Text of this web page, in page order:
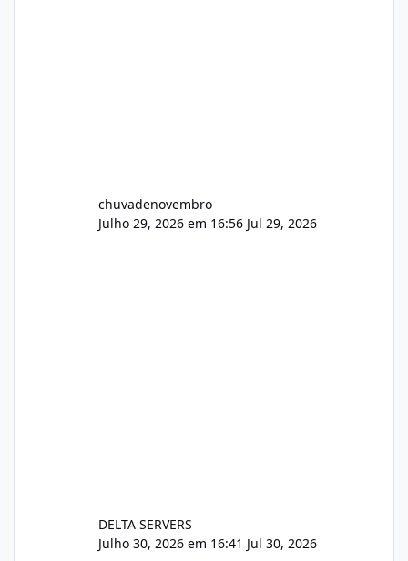
chuvadenovembro
Julho 29, 2026 em 16:56 Jul 29, 2026
DELTA SERVERS
Julho 30, 2026 em 16:41 Jul 30, 2026